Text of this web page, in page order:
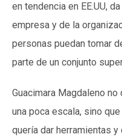
en tendencia en EE.UU,
empresa y de la
personas puedan tomar
parte de un conjunto
Guacimara Magdaleno
una poca escala, sino
quería dar herramientas